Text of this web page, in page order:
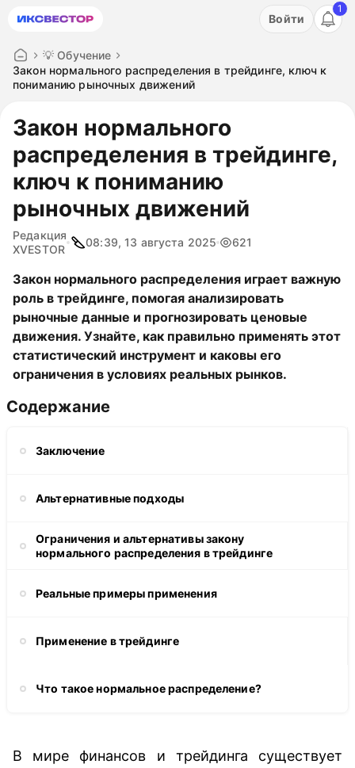
Акция: бесплатный пробный период на 3 дня!
Войти
1
💡 Обучение
Закон нормального распределения в трейдинге, ключ к
пониманию рыночных движений
Закон нормального
распределения в трейдинге,
ключ к пониманию
рыночных движений
Редакция
XVESTOR
08:39, 13 августа 2025 621
Закон нормального распределения играет важную
роль в трейдинге, помогая анализировать
рыночные данные и прогнозировать ценовые
движения. Узнайте, как правильно применять этот
статистический инструмент и каковы его
ограничения в условиях реальных рынков.
Содержание
Заключение
Альтернативные подходы
Ограничения и альтернативы закону
нормального распределения в трейдинге
Реальные примеры применения
Применение в трейдинге
Что такое нормальное распределение?
В мире финансов и трейдинга существует